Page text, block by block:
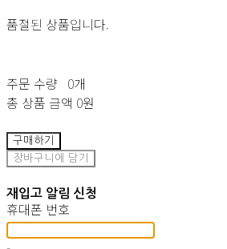
품절된 상품입니다.
주문 수량 0개
총 상품 금액 0원
구매하기
장바구니에 담기
재입고 알림 신청
휴대폰 번호